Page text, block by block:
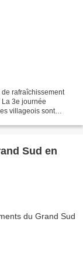
rafraîchissement
La 3e journée
villageois sont
Sud en